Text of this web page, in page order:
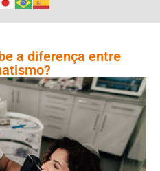
a diferença entre